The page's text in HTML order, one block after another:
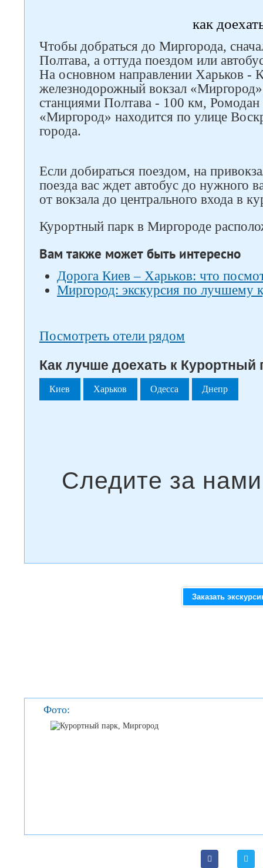
как
Чтобы добраться до Миргорода,
Полтава, а оттуда поездом или
На основном направлении Харьков -
железнодорожный вокзал
станциями Полтава - 100 км,
«Миргород» находится по улице
города.
Если добираться поездом, на
поезда вас ждет автобус до нужного
от вокзала до центрального входа в
Курортный парк в Миргороде
Вам также может быть интересно
Дорога Киев – Харьков: что
Миргород: экскурсия по лучшему
Посмотреть отели рядом
Как лучше доехать к Курортный
Киев Харьков Одесса Днепр
Заказать
Фото: